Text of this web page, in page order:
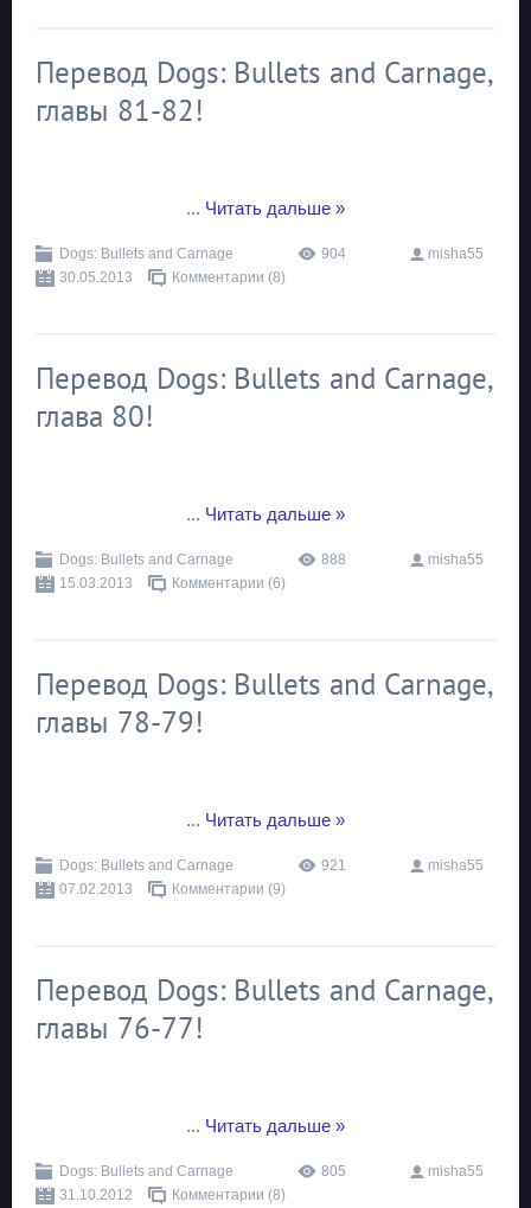
Перевод Dogs: Bullets and Carnage,
главы 81-82!
... Читать дальше »
Dogs: Bullets and Carnage 904
misha55
30.05.2013
Комментарии (8)
Перевод Dogs: Bullets and Carnage,
глава 80!
... Читать дальше »
Dogs: Bullets and Carnage 888
misha55
15.03.2013
Комментарии (6)
Перевод Dogs: Bullets and Carnage,
главы 78-79!
... Читать дальше »
Dogs: Bullets and Carnage 921
misha55
07.02.2013
Комментарии (9)
Перевод Dogs: Bullets and Carnage,
главы 76-77!
... Читать дальше »
Dogs: Bullets and Carnage 805
misha55
31.10.2012
Комментарии (8)